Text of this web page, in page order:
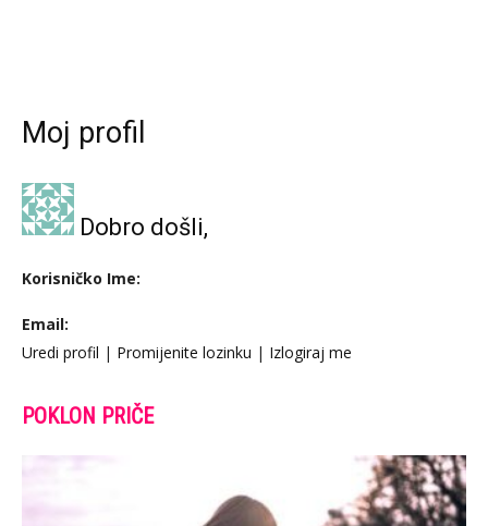
Moj profil
Dobro došli,
Korisničko Ime:
Email:
Uredi profil | Promijenite lozinku | Izlogiraj me
POKLON PRIČE